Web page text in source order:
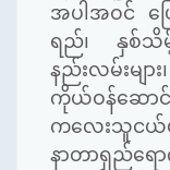
အပါအဝင် ပ
ရည်၊ နှစ်သိမ့်
နည်းလမ်းမျ
ကိုယ်ဝန်ဆေ
ကလေးသူငယ်
နာတာရှည်ရော